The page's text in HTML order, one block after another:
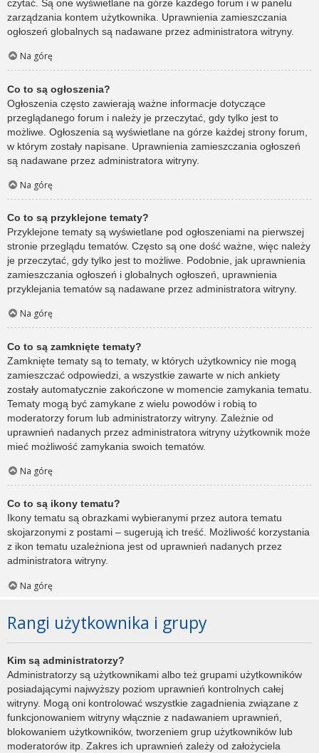
czytać. Są one wyświetlane na górze każdego forum i w panelu
zarządzania kontem użytkownika. Uprawnienia zamieszczania
ogłoszeń globalnych są nadawane przez administratora witryny.
Na górę
Co to są ogłoszenia?
Ogłoszenia często zawierają ważne informacje dotyczące
przeglądanego forum i należy je przeczytać, gdy tylko jest to
możliwe. Ogłoszenia są wyświetlane na górze każdej strony forum,
w którym zostały napisane. Uprawnienia zamieszczania ogłoszeń
są nadawane przez administratora witryny.
Na górę
Co to są przyklejone tematy?
Przyklejone tematy są wyświetlane pod ogłoszeniami na pierwszej
stronie przeglądu tematów. Często są one dość ważne, więc należy
je przeczytać, gdy tylko jest to możliwe. Podobnie, jak uprawnienia
zamieszczania ogłoszeń i globalnych ogłoszeń, uprawnienia
przyklejania tematów są nadawane przez administratora witryny.
Na górę
Co to są zamknięte tematy?
Zamknięte tematy są to tematy, w których użytkownicy nie mogą
zamieszczać odpowiedzi, a wszystkie zawarte w nich ankiety
zostały automatycznie zakończone w momencie zamykania tematu.
Tematy mogą być zamykane z wielu powodów i robią to
moderatorzy forum lub administratorzy witryny. Zależnie od
uprawnień nadanych przez administratora witryny użytkownik może
mieć możliwość zamykania swoich tematów.
Na górę
Co to są ikony tematu?
Ikony tematu są obrazkami wybieranymi przez autora tematu
skojarzonymi z postami – sugerują ich treść. Możliwość korzystania
z ikon tematu uzależniona jest od uprawnień nadanych przez
administratora witryny.
Na górę
Rangi użytkownika i grupy
Kim są administratorzy?
Administratorzy są użytkownikami albo też grupami użytkowników
posiadającymi najwyższy poziom uprawnień kontrolnych całej
witryny. Mogą oni kontrolować wszystkie zagadnienia związane z
funkcjonowaniem witryny włącznie z nadawaniem uprawnień,
blokowaniem użytkowników, tworzeniem grup użytkowników lub
moderatorów itp. Zakres ich uprawnień zależy od założyciela